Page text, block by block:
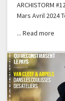
ARCHISTORM
Mars Avril 2024